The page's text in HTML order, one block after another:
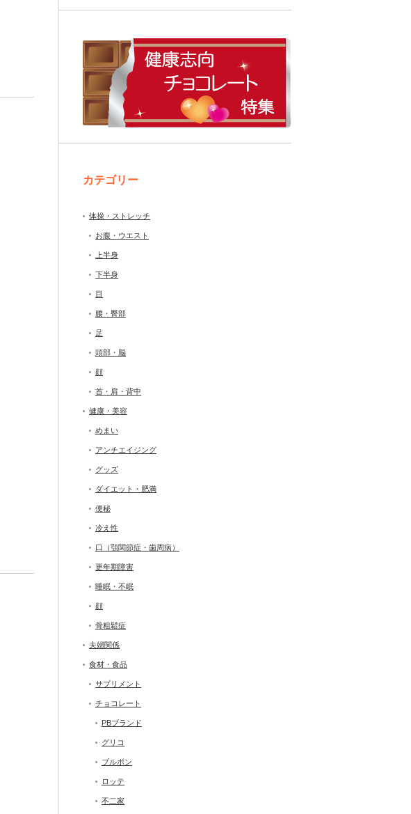
カテゴリー
体操・ストレッチ
お腹・ウエスト
上半身
下半身
目
腰・臀部
足
頭部・脳
顔
首・肩・背中
健康・美容
めまい
アンチエイジング
グッズ
ダイエット・肥満
便秘
冷え性
口（顎関節症・歯周病）
更年期障害
睡眠・不眠
顔
骨粗鬆症
夫婦関係
食材・食品
サプリメント
チョコレート
PBブランド
グリコ
ブルボン
ロッテ
不二家